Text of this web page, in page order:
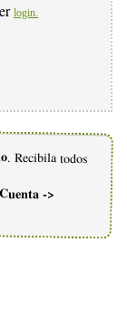
login.
. Recibila todos
->